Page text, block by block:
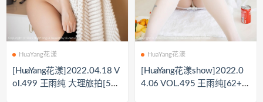
HuaYang花漾
[HuaYang花漾]2022.04.18 V
ol.499 王雨纯 大理旅拍[56
HuaYang花漾
[HuaYang花漾show]2022.0
4.06 VOL.495 王雨纯[62+1